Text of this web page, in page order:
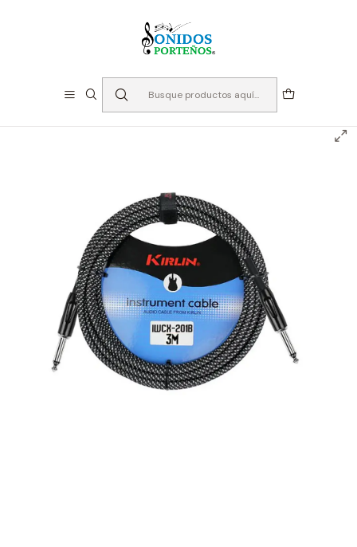
Audio
Cables